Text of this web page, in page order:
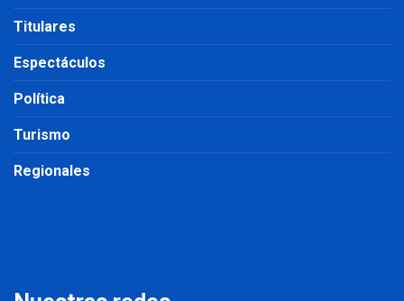
Titulares
Espectáculos
Política
Turismo
Regionales